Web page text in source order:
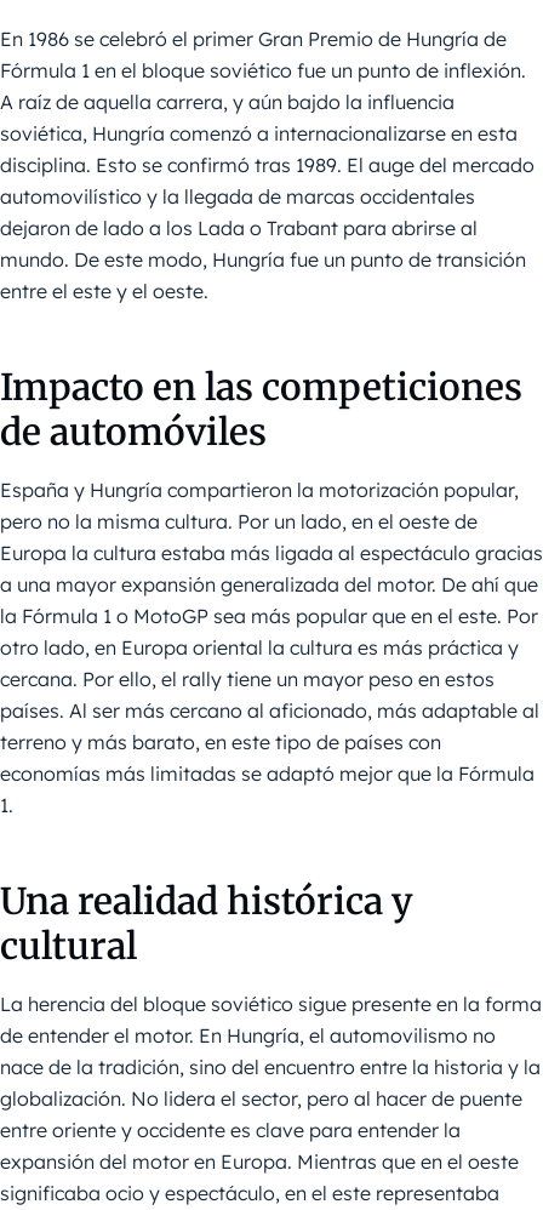
En 1986 se celebró el primer Gran Premio de Hungría de
Fórmula 1 en el bloque soviético fue un punto de inflexión.
A raíz de aquella carrera, y aún bajdo la influencia
soviética, Hungría comenzó a internacionalizarse en esta
disciplina. Esto se confirmó tras 1989. El auge del mercado
automovilístico y la llegada de marcas occidentales
dejaron de lado a los Lada o Trabant para abrirse al
mundo. De este modo, Hungría fue un punto de transición
entre el este y el oeste.
Impacto en las competiciones
de automóviles
España y Hungría compartieron la motorización popular,
pero no la misma cultura. Por un lado, en el oeste de
Europa la cultura estaba más ligada al espectáculo gracias
a una mayor expansión generalizada del motor. De ahí que
la Fórmula 1 o MotoGP sea más popular que en el este. Por
otro lado, en Europa oriental la cultura es más práctica y
cercana. Por ello, el rally tiene un mayor peso en estos
países. Al ser más cercano al aficionado, más adaptable al
terreno y más barato, en este tipo de países con
economías más limitadas se adaptó mejor que la Fórmula
1.
Una realidad histórica y
cultural
La herencia del bloque soviético sigue presente en la forma
de entender el motor. En Hungría, el automovilismo no
nace de la tradición, sino del encuentro entre la historia y la
globalización. No lidera el sector, pero al hacer de puente
entre oriente y occidente es clave para entender la
expansión del motor en Europa. Mientras que en el oeste
significaba ocio y espectáculo, en el este representaba